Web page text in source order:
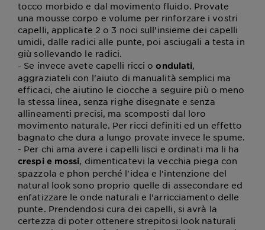
tocco morbido e dal movimento fluido. Provate
una mousse corpo e volume per rinforzare i vostri
capelli, applicate 2 o 3 noci sull’insieme dei capelli
umidi, dalle radici alle punte, poi asciugali a testa in
giù sollevando le radici.
- Se invece avete capelli ricci oondulati,
aggraziateli con l'aiuto di manualità semplici ma
efficaci, che aiutino le ciocche a seguire più o meno
la stessa linea, senza righe disegnate e senza
allineamenti precisi, ma scomposti dal loro
movimento naturale. Per ricci definiti ed un effetto
bagnato che dura a lungo provate invece le spume.
- Per chi ama avere i capelli lisci e ordinati ma li ha
crespi e mossi, dimenticatevi la vecchia piega con
spazzola e phon perché l'idea e l'intenzione del
natural look sono proprio quelle di assecondare ed
enfatizzare le onde naturali e l'arricciamento delle
punte. Prendendosi cura dei capelli, si avrà la
certezza di poter ottenere strepitosi look naturali